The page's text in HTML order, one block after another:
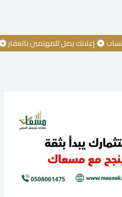
إعلانك يصل للمهتمين بالعقار كن